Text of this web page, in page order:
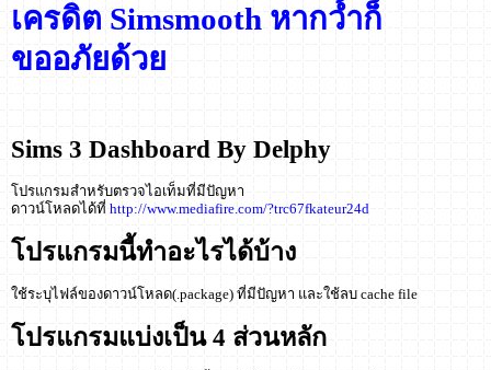
เครดิต Simsmooth หากว้ำก็
ขออภัยด้วย
Sims 3 Dashboard By Delphy
โปรแกรมสำหรับตรวจไอเท็มที่มีปัญหา
ดาวน์โหลดได้ที่ http://www.mediafire.com/?trc67fkateur24d
โปรแกรมนี้ทำอะไรได้บ้าง
ใช้ระบุไฟล์ของดาวน์โหลด(.package) ที่มีปัญหา และใช้ลบ cache file
โปรแกรมแบ่งเป็น 4 ส่วนหลัก